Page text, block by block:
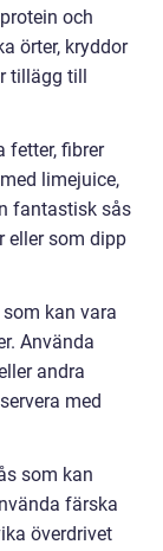
och
örter, kryddor
tillägg till
fetter, fibrer
limejuice,
fantastisk sås
eller som dipp
kan vara
Använda
andra
med
som kan
färska
överdrivet